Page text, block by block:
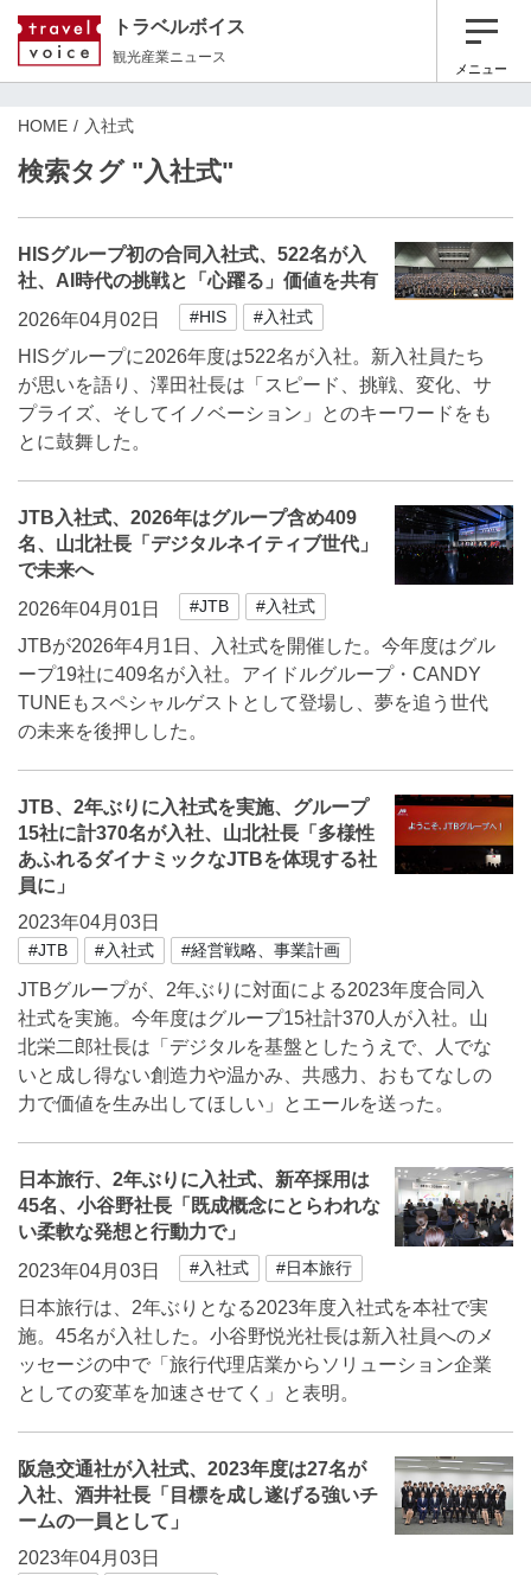
トラベルボイス
観光産業ニュース
メニュー
HOME 入社式
検索タグ "入社式"
HISグループ初の合同入社式、522名が入
社、AI時代の挑戦と「心躍る」価値を共有
2026年04月02日
#HIS #入社式
HISグループに2026年度は522名が入社。新入社員たち
が思いを語り、澤田社長は「スピード、挑戦、変化、サ
プライズ、そしてイノベーション」とのキーワードをも
とに鼓舞した。
JTB入社式、2026年はグループ含め409
名、山北社長「デジタルネイティブ世代」
で未来へ
2026年04月01日
#JTB #入社式
JTBが2026年4月1日、入社式を開催した。今年度はグル
ープ19社に409名が入社。アイドルグループ・CANDY
TUNEもスペシャルゲストとして登場し、夢を追う世代
の未来を後押しした。
JTB、2年ぶりに入社式を実施、グループ
15社に計370名が入社、山北社長「多様性
あふれるダイナミックなJTBを体現する社
員に」
2023年04月03日
#JTB #入社式 #経営戦略、事業計画
JTBグループが、2年ぶりに対面による2023年度合同入
社式を実施。今年度はグループ15社計370人が入社。山
北栄二郎社長は「デジタルを基盤としたうえで、人でな
いと成し得ない創造力や温かみ、共感力、おもてなしの
力で価値を生み出してほしい」とエールを送った。
日本旅行、2年ぶりに入社式、新卒採用は
45名、小谷野社長「既成概念にとらわれな
い柔軟な発想と行動力で」
2023年04月03日
#入社式 #日本旅行
日本旅行は、2年ぶりとなる2023年度入社式を本社で実
施。45名が入社した。小谷野悦光社長は新入社員へのメ
ッセージの中で「旅行代理店業からソリューション企業
としての変革を加速させてく」と表明。
阪急交通社が入社式、2023年度は27名が
入社、酒井社長「目標を成し遂げる強いチ
ームの一員として」
2023年04月03日